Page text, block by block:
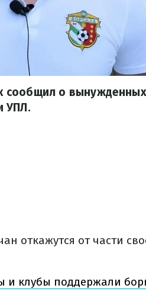
сообщил о
УПЛ.
откажутся от части
и клубы поддержали